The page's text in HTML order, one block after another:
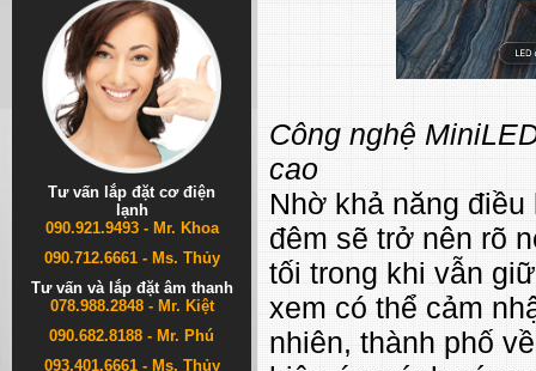
Tư vấn lắp đặt cơ điện
lạnh
090.921.9493 - Mr. Khoa
090.712.6661 - Ms. Thủy
Tư vấn và lắp đặt âm thanh
078.988.2848 - Mr. Kiệt
090.682.8188 - Mr. Phú
093.401.6661 - Ms. Thủy
Công nghệ
cao
Nhờ khả năng
đêm sẽ trở nên rõ
tối trong khi vẫn
xem có thể cảm
nhiên, thành phố